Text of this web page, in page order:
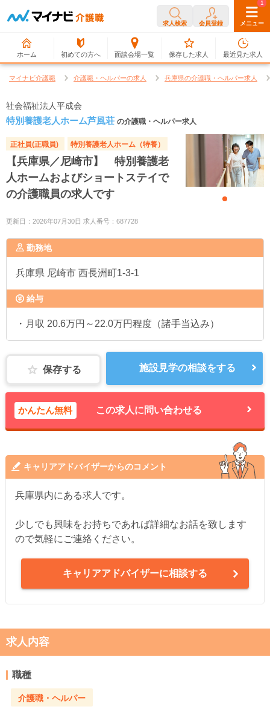
求人検索 会員登録 メニュー
ホーム 初めての方へ 面談会場一覧
0
保存した求人
1
最近見た求人
マイナビ介護職 介護職・ヘルパーの求人 兵庫県の介護職・ヘルパー求人
社会福祉法人平成会
特別養護老人ホーム芦風荘 の介護職・ヘルパー求人
正社員(正職員) 特別養護老人ホーム（特養）
【兵庫県／尼崎市】 特別養護老
人ホームおよびショートステイで
の介護職員の求人です
更新日：2026年07月30日 求人番号：687728
勤務地
兵庫県 尼崎市 西長洲町1-3-1
給与
・月収 20.6万円～22.0万円程度（諸手当込み）
保存する 施設見学の相談をする
かんたん無料 この求人に問い合わせる
キャリアアドバイザーからのコメント
兵庫県内にある求人です。
少しでも興味をお持ちであれば詳細なお話を致します
ので気軽にご連絡ください。
キャリアアドバイザーに相談する
求人内容
職種
介護職・ヘルパー